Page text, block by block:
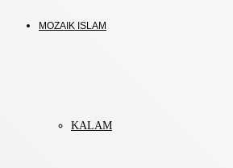
MOZAIK ISLAM
KALAM